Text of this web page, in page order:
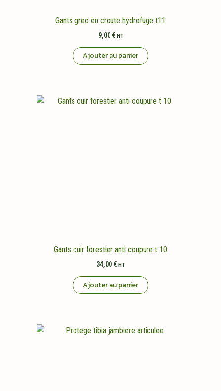
Gants greo en croute hydrofuge t11
9,00 € HT
Ajouter au panier
Gants cuir forestier anti coupure t 10
34,00 € HT
Ajouter au panier